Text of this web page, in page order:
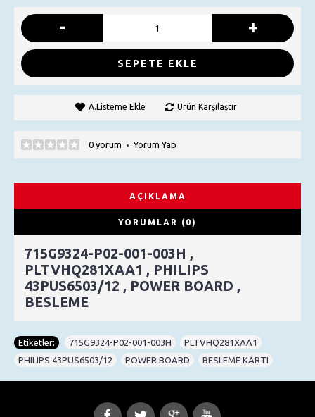
- +
SEPETE EKLE
A.Listeme Ekle Ürün Karşılaştır
0 yorum •Yorum Yap
AÇIKLAMA
YORUMLAR (0)
715G9324-P02-001-003H ,
PLTVHQ281XAA1 , PHILIPS
43PUS6503/12 , POWER BOARD ,
BESLEME
Etiketler: 715G9324-P02-001-003H PLTVHQ281XAA1
PHILIPS 43PUS6503/12
POWER BOARD BESLEME KARTI